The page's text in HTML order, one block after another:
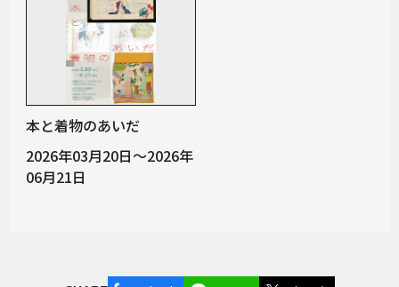
本と着物のあいだ
2026年03月20日～2026年
06月21日